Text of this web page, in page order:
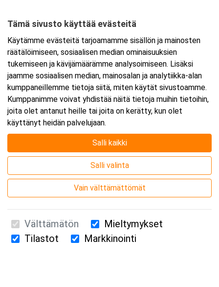
Tarkempi kartta ja ajo-ohjeet
Suomen Ensiapukoulutus Oy / Valimotie 21 / 00380 Helsinki
Tämä sivusto käyttää evästeitä
Käytämme evästeitä tarjoamamme sisällön ja mainosten
räätälöimiseen, sosiaalisen median ominaisuuksien
tukemiseen ja kävijämäärämme analysoimiseen. Lisäksi
jaamme sosiaalisen median, mainosalan ja analytiikka-alan
kumppaneillemme tietoja siitä, miten käytät sivustoamme.
Kumppanimme voivat yhdistää näitä tietoja muihin tietoihin,
joita olet antanut heille tai joita on kerätty, kun olet
käyttänyt heidän palvelujaan.
Salli kaikki
Salli valinta
Vain välttämättömät
Välttämätön
Mieltymykset
Tilastot
Markkinointi